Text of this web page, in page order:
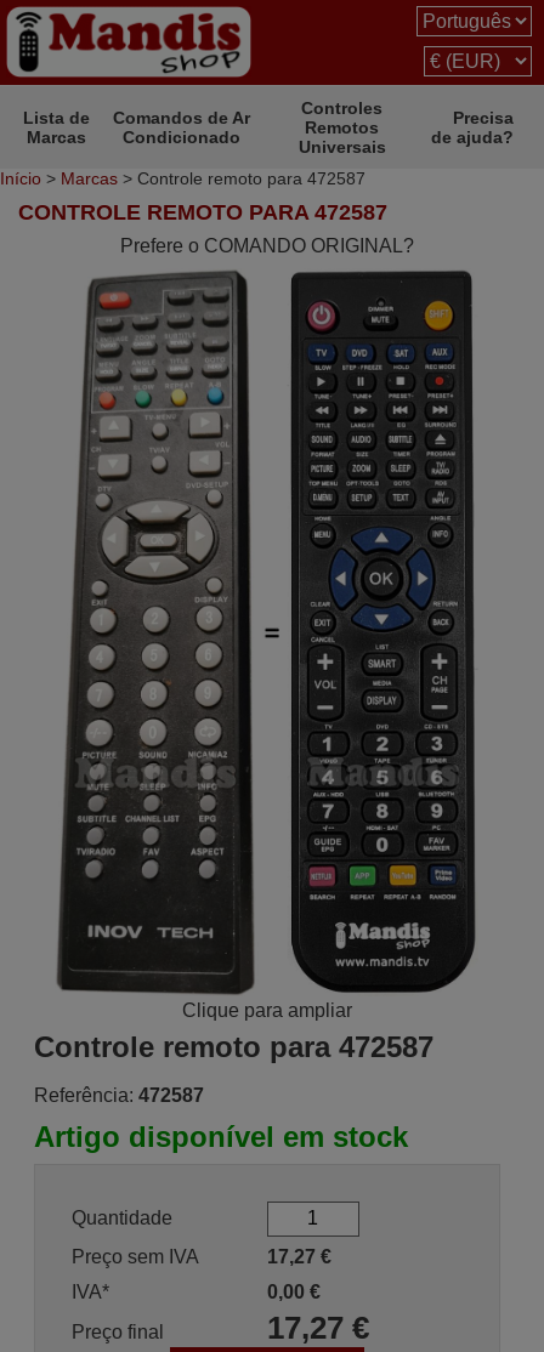
Lista de
Marcas
Comandos de Ar
Condicionado
Controles
Remotos
Universais
Precisa
de ajuda?
Início > Marcas > Controle remoto para 472587
CONTROLE REMOTO PARA 472587
Prefere o COMANDO ORIGINAL?
Clique para ampliar
Controle remoto para 472587
Referência: 472587
Artigo disponível em stock
Quantidade
Preço sem IVA
17,27 €
IVA*
0,00 €
Preço final
17,27€